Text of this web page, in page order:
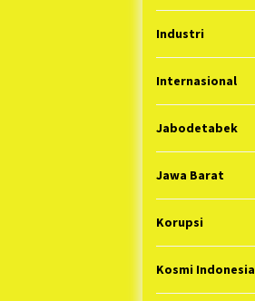
Industri
Internasional
Jabodetabek
Jawa Barat
Korupsi
Kosmi Indonesia